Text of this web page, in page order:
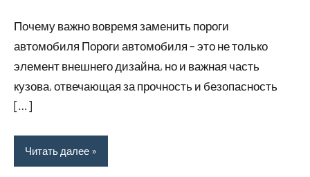
Почему важно вовремя заменить пороги
автомобиля Пороги автомобиля – это не только
элемент внешнего дизайна, но и важная часть
кузова, отвечающая за прочность и безопасность
[…]
Читать далее